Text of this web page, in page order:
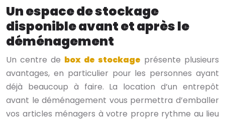
Un espace de stockage
disponible avant et après le
déménagement
Un centre de box de stockage présente plusieurs
avantages, en particulier pour les personnes ayant
déjà beaucoup à faire. La location d’un entrepôt
avant le déménagement vous permettra d’emballer
vos articles ménagers à votre propre rythme au lieu